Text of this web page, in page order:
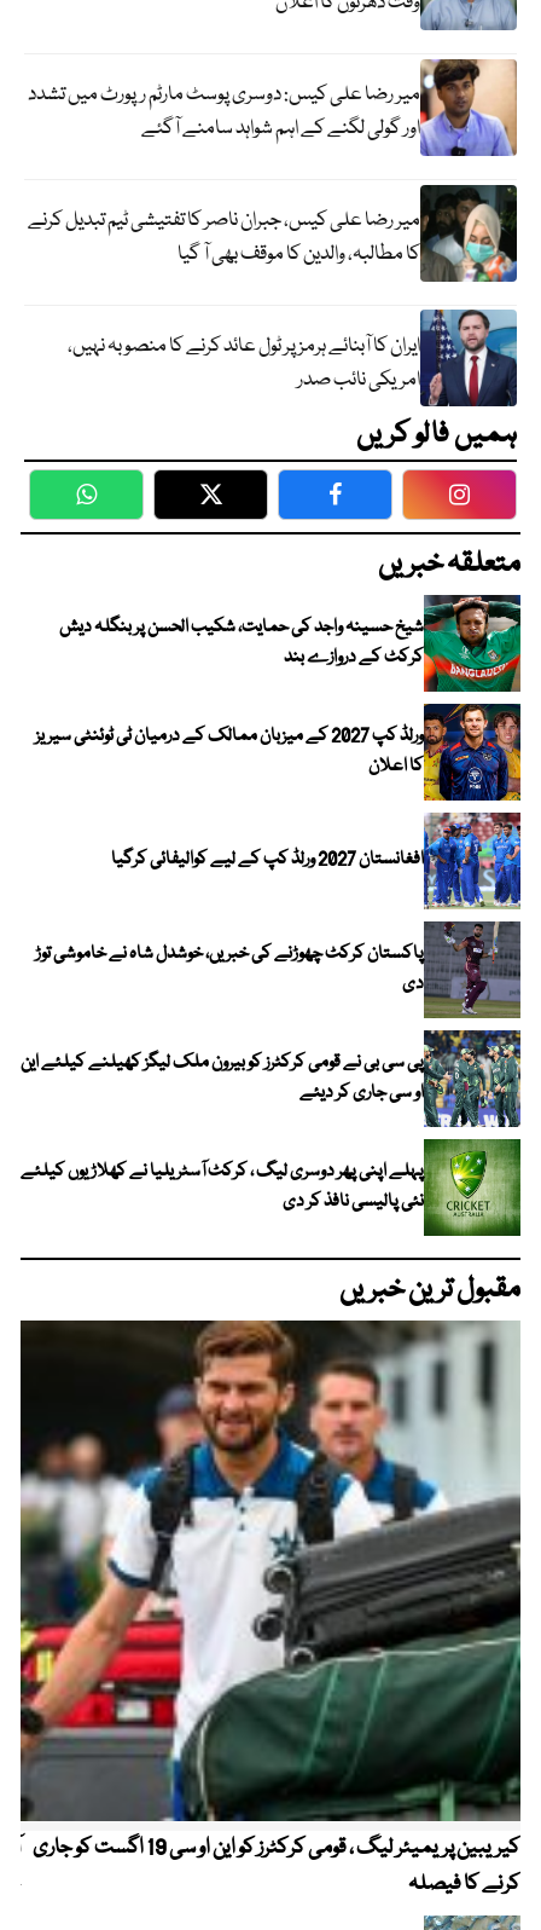
میر رضا علی کیس: دوسری پوسٹ مارٹم رپورٹ میں تشدد
اور گولی لگنے کے اہم شواہد سامنے آگئے
میر رضا علی کیس، جبران ناصر کا تفتیشی ٹیم تبدیل کرنے
کا مطالبہ، والدین کا موقف بھی آ گیا
ایران کا آبنائے ہرمز پر ٹول عائد کرنے کا منصوبہ نہیں،
امریکی نائب صدر
ہمیں فالو کریں
WhatsApp Twitter Facebook
متعلقہ خبریں
شیخ حسینہ واجد کی حمایت، شکیب الحسن پر بنگلہ دیش
کرکٹ کے دروازے بند
ورلڈ کپ 2027 کے میزبان ممالک کے درمیان ٹی ٹوئنٹی سیریز
کا اعلان
افغانستان 2027 ورلڈ کپ کے لیے کوالیفائی کرگیا
پاکستان کرکٹ چھوڑنے کی خبریں، خوشدل شاہ نے خاموشی توڑ
دی
پی سی بی نے قومی کرکٹرز کو بیرون ملک لیگز کھیلنے کیلئے این
او سی جاری کر دیئے
پہلے اپنی پھر دوسری لیگ ، کرکٹ آسٹریلیا نے کھلاڑیوں کیلئے
نئی پالیسی نافذ کر دی
مقبول ترین خبریں
کیریبین پریمیئر لیگ ، قومی کرکٹرز کو این او سی 19 اگست کو جاری
کرنے کا فیصلہ